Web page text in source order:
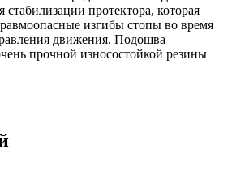
стабилизации протектора, которая
изгибы стопы во время
движения. Подошва
прочной износостойкой резины